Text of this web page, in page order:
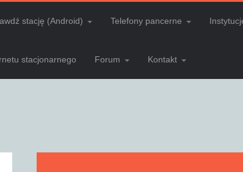
stację (Android) Telefony pancerne
stacjonarnego Forum Kontakt